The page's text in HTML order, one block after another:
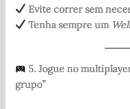
Evite correr sem
Tenha sempre um
5. Jogue no
grupo”